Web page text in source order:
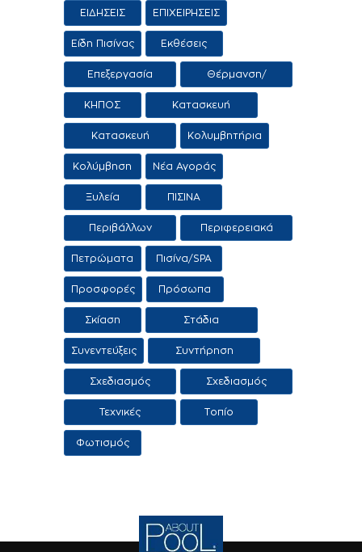
ΕΙΔΗΣΕΙΣ ΕΠΙΧΕΙΡΗΣΕΙΣ
Είδη Πισίνας Εκθέσεις
Επεξεργασία
Νερού
Θέρμανση/
Αφύγρανση
ΚΗΠΟΣ
Κατασκευή
εμπορία αιθρίων
Κατασκευή
εμπορία
κολυμβητικών
δεξαμενών
Κολυμβητήρια
Κολύμβηση Νέα Αγοράς
Ξυλεία ΠΙΣΙΝΑ
Περιβάλλων
χώρος
Περιφερειακά
προϊόντα /
Πετρώματα Πισίνα/SPA
Προσφορές Πρόσωπα
Σκίαση
Στάδια
κατασκευής
πισίνας
Συνεντεύξεις
Συντήρηση
πισίνας
Σχεδιασμός
πισίνας
Σχεδιασμός
τοπίου
Τεχνικές
Εφαρμογες
Τοπίο
Φωτισμός